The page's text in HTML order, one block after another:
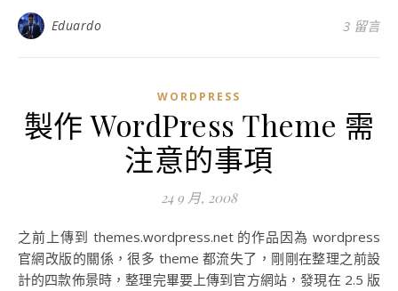
Eduardo 3 留言
WORDPRESS
製作 WordPress Theme 需
注意的事項
24 9 月, 2008
之前上傳到 themes.wordpress.net 的作品因為 wordpress
官網改版的關係，很多 theme 都流失了，剛剛在整理之前設
計的四款佈景時，整理完畢要上傳到官方網站，發現在 2.5 版